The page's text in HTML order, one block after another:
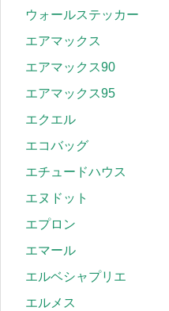
ウォールステッカー
エアマックス
エアマックス90
エアマックス95
エクエル
エコバッグ
エチュードハウス
エヌドット
エプロン
エマール
エルベシャプリエ
エルメス